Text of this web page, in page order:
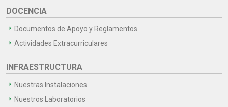
DOCENCIA
Documentos de Apoyo y Reglamentos
Actividades Extracurriculares
INFRAESTRUCTURA
Nuestras Instalaciones
Nuestros Laboratorios